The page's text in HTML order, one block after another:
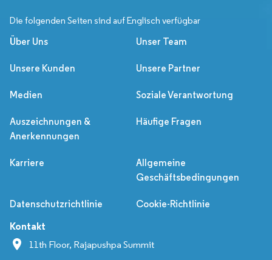
Die folgenden Seiten sind auf Englisch verfügbar
Über Uns Unser Team
Unsere Kunden Unsere Partner
Medien Soziale Verantwortung
Auszeichnungen &
Anerkennungen
Häufige Fragen
Karriere
Allgemeine
Geschäftsbedingungen
Datenschutzrichtlinie Cookie-Richtlinie
Kontakt
11th Floor, Rajapushpa Summit